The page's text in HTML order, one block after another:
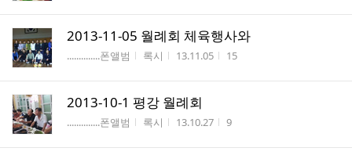
2013-11-05 월례회 체육행사와
게시판명
..............폰앨범 작성자
록시 작성시간
13.11.05 조회수
15
2013-10-1 평강 월례회
게시판명
..............폰앨범 작성자
록시 작성시간
13.10.27 조회수
9